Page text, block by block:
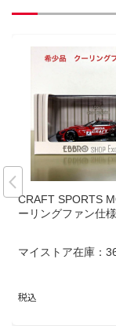
CRAFT SPORTS
ーリングファン仕
マイストア在庫：
税込